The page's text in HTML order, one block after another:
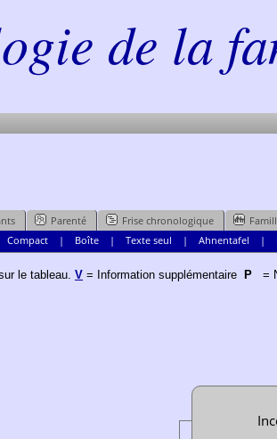
de la
Parenté Frise chronologique
Compact| Boîte| Texte seul | Ahnentafel |
le tableau. V = Information supplémentaire P =